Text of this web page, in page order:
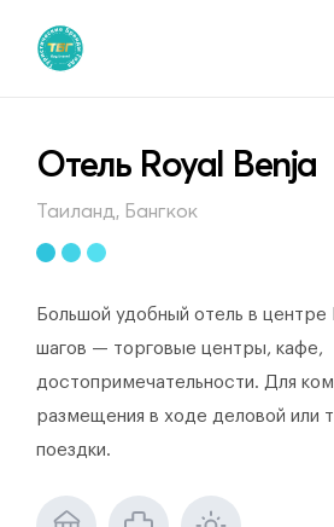
Отель Royal Benja
Таиланд, Бангкок
Большой удобный отель в центре
шагов — торговые центры, кафе,
достопримечательности. Для
размещения в ходе деловой или
поездки.